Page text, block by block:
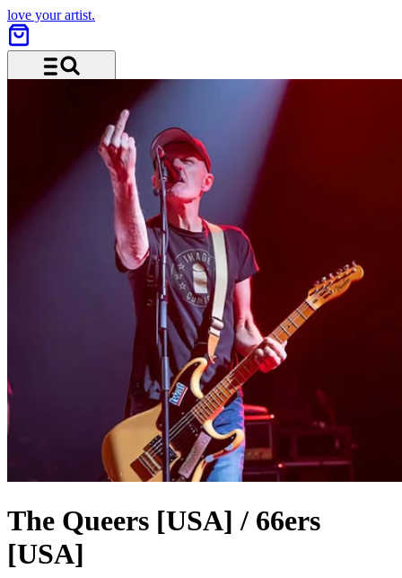
love your artist.
The Queers [USA] / 66ers
[USA]